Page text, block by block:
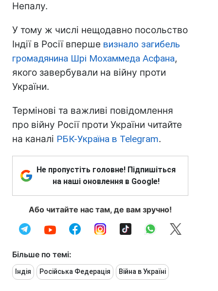
Непалу.
У тому ж числі нещодавно посольство
Індії в Росії вперше визнало загибель
громадянина Шрі Мохаммеда Асфана,
якого завербували на війну проти
України.
Термінові та важливі повідомлення
про війну Росії проти України читайте
на каналі РБК-Україна в Telegram.
Не пропустіть головне! Підпишіться
на наші оновлення в Google!
Або читайте нас там, де вам зручно!
Більше по темі:
Індія Російська Федерація Війна в Україні